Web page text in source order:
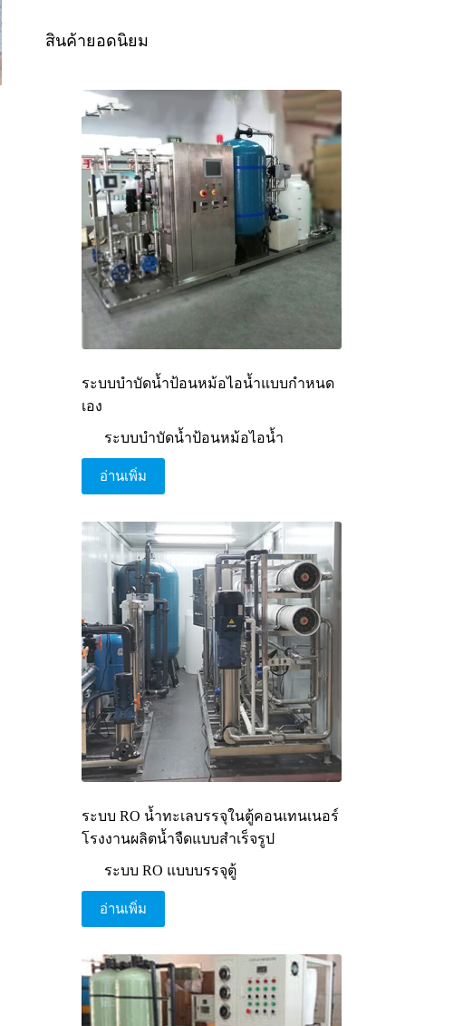
สินค้ายอดนิยม
ระบบบำบัดน้ำป้อนหม้อไอน้ำแบบกำหนด
เอง
ระบบบำบัดน้ำป้อนหม้อไอน้ำ
อ่านเพิ่ม
ระบบ RO น้ำทะเลบรรจุในตู้คอนเทนเนอร์
โรงงานผลิตน้ำจืดแบบสำเร็จรูป
ระบบ RO แบบบรรจุตู้
อ่านเพิ่ม